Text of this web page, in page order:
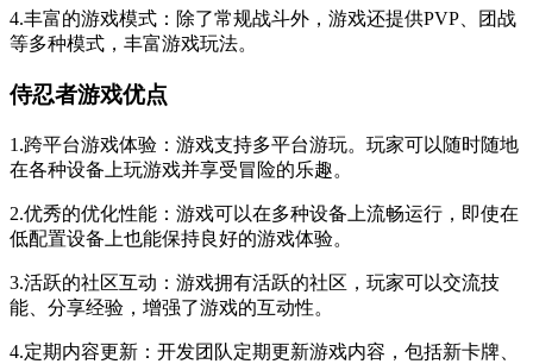
4.丰富的游戏模式：除了常规战斗外，游戏还提供PVP、团战
等多种模式，丰富游戏玩法。
侍忍者游戏优点
1.跨平台游戏体验：游戏支持多平台游玩。玩家可以随时随地
在各种设备上玩游戏并享受冒险的乐趣。
2.优秀的优化性能：游戏可以在多种设备上流畅运行，即使在
低配置设备上也能保持良好的游戏体验。
3.活跃的社区互动：游戏拥有活跃的社区，玩家可以交流技
能、分享经验，增强了游戏的互动性。
4.定期内容更新：开发团队定期更新游戏内容，包括新卡牌、